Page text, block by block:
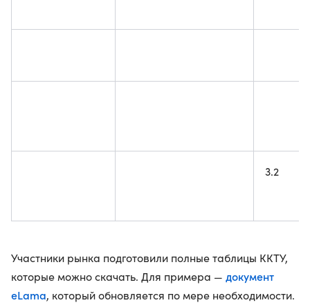
3.2
Участники рынка подготовили полные таблицы ККТУ,
которые можно скачать. Для примера — документ
eLama, который обновляется по мере необходимости.